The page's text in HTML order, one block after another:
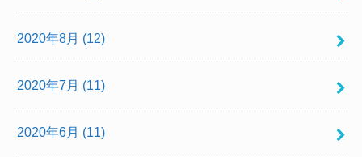
2020年8月 (12)
2020年7月 (11)
2020年6月 (11)